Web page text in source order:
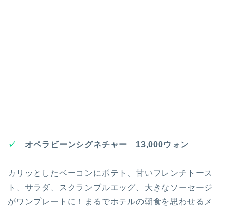
✓ オペラビーンシグネチャー 13,000ウォン
カリッとしたベーコンにポテト、甘いフレンチトース
ト、サラダ、スクランブルエッグ、大きなソーセージ
がワンプレートに！まるでホテルの朝食を思わせるメ